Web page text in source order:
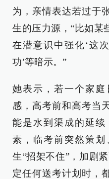
为，亲情表达若过于
生的压力源，“比如某
在潜意识中强化‘这
功’等暗示。”
她表示，若一个家
感，高考前和高考当
能是水到渠成的延
素，临考前突然策
生“招架不住”，加剧
定任何送考计划时，